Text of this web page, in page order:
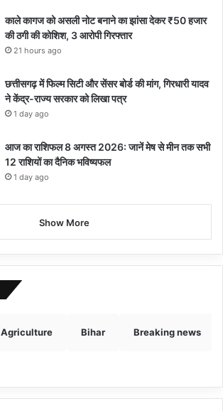
काले कागज को असली नोट बनाने का झांसा देकर ₹50 हजार
की ठगी की कोशिश, 3 आरोपी गिरफ्तार
21 hours ago
छत्तीसगढ़ में फिल्म सिटी और सेंसर बोर्ड की मांग, गिरधारी यादव
ने केंद्र-राज्य सरकार को लिखा पत्र
1 day ago
आज का राशिफल 8 अगस्त 2026: जानें मेष से मीन तक सभी
12 राशियों का दैनिक भविष्यफल
1 day ago
Show More
Agriculture Bihar Breaking news